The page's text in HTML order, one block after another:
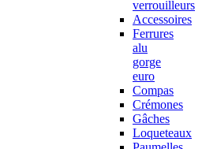
verrouilleurs
Accessoires
Ferrures
alu
gorge
euro
Compas
Crémones
Gâches
Loqueteaux